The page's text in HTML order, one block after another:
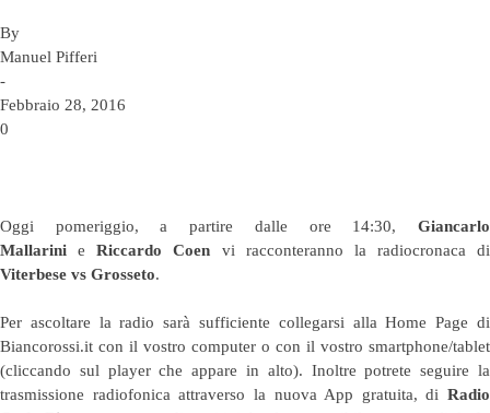
By
Manuel Pifferi
-
Febbraio 28, 2016
0
Oggi pomeriggio, a partire dalle ore 14:30, Giancarlo
Mallarinie Riccardo Coen vi racconteranno la radiocronaca di
Viterbese vs Grosseto.
Per ascoltare la radio sarà sufficiente collegarsi alla Home Page di
Biancorossi.it con il vostro computer o con il vostro smartphone/tablet
(cliccando sul player che appare in alto). Inoltre potrete seguire la
trasmissione radiofonica attraverso la nuova App gratuita, di Radio